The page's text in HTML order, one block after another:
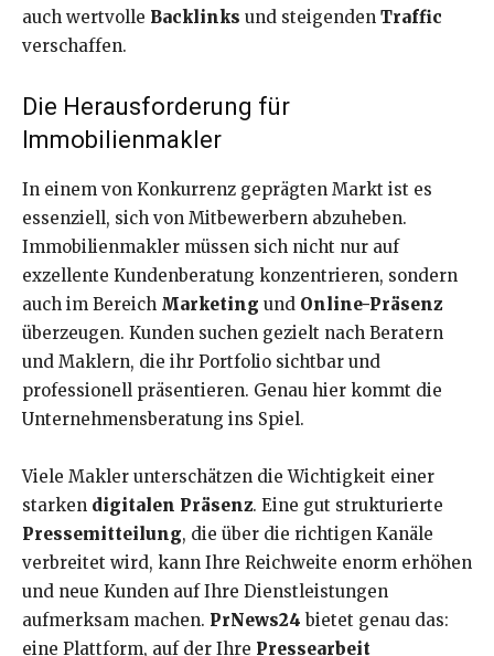
auch wertvolle Backlinks und steigenden Traffic
verschaffen.
Die Herausforderung für
Immobilienmakler
In einem von Konkurrenz geprägten Markt ist es
essenziell, sich von Mitbewerbern abzuheben.
Immobilienmakler müssen sich nicht nur auf
exzellente Kundenberatung konzentrieren, sondern
auch im Bereich Marketing und Online-Präsenz
überzeugen. Kunden suchen gezielt nach Beratern
und Maklern, die ihr Portfolio sichtbar und
professionell präsentieren. Genau hier kommt die
Unternehmensberatung ins Spiel.
Viele Makler unterschätzen die Wichtigkeit einer
starken digitalen Präsenz. Eine gut strukturierte
Pressemitteilung, die über die richtigen Kanäle
verbreitet wird, kann Ihre Reichweite enorm erhöhen
und neue Kunden auf Ihre Dienstleistungen
aufmerksam machen. PrNews24 bietet genau das:
eine Plattform, auf der Ihre Pressearbeit